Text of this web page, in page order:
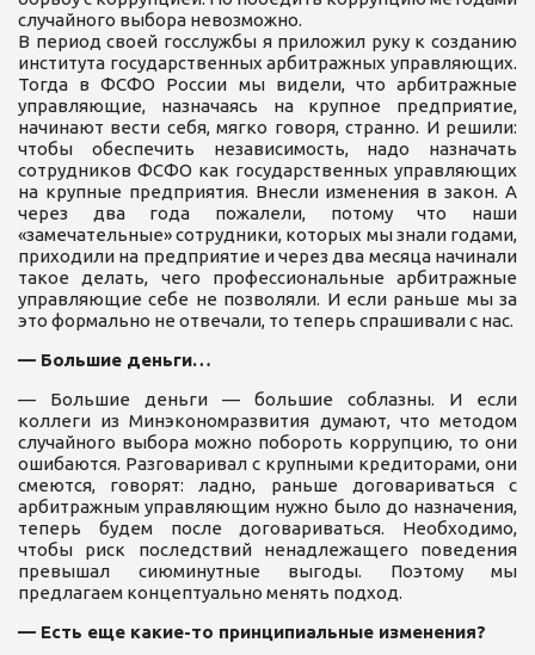
случайного выбора невозможно.
В период своей госслужбы я приложил руку к созданию
института государственных арбитражных управляющих.
Тогда в ФСФО России мы видели, что арбитражные
управляющие, назначаясь на крупное предприятие,
начинают вести себя, мягко говоря, странно. И решили:
чтобы обеспечить независимость, надо назначать
сотрудников ФСФО как государственных управляющих
на крупные предприятия. Внесли изменения в закон. А
через два года пожалели, потому что наши
«замечательные» сотрудники, которых мы знали годами,
приходили на предприятие и через два месяца начинали
такое делать, чего профессиональные арбитражные
управляющие себе не позволяли. И если раньше мы за
это формально не отвечали, то теперь спрашивали с нас.
— Большие деньги…
— Большие деньги — большие соблазны. И если
коллеги из Минэкономразвития думают, что методом
случайного выбора можно побороть коррупцию, то они
ошибаются. Разговаривал с крупными кредиторами, они
смеются, говорят: ладно, раньше договариваться с
арбитражным управляющим нужно было до назначения,
теперь будем после договариваться. Необходимо,
чтобы риск последствий ненадлежащего поведения
превышал сиюминутные выгоды. Поэтому мы
предлагаем концептуально менять подход.
— Есть еще какие-то принципиальные изменения?